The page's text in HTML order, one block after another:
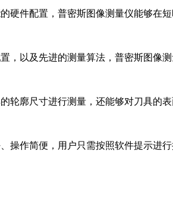
硬件配置，普密斯图像测量仪能够在
，以及先进的测量算法，普密斯图像
轮廓尺寸进行测量，还能够对刀具的
操作简便，用户只需按照软件提示进